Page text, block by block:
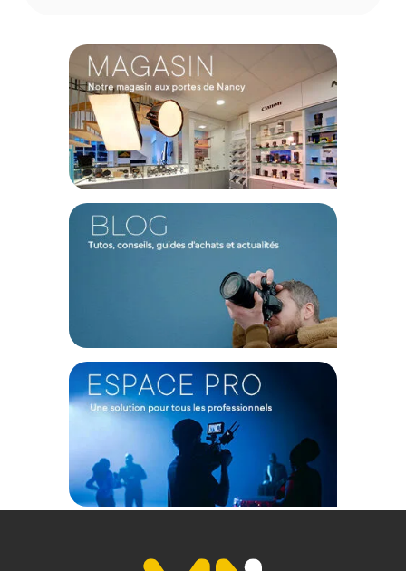
redoutable contre les traces de doigts, l'humidité et les corps
gras. Sur le terrain, cela se traduit par des images hautement
contrastées, dépourvues de voile atmosphérique indésirable
et de teintes bleutées, vous épargnant ainsi de longues
heures de correction colorimétrique en post-production.
Ergonomie magnétique et profil ultra-fin
Le système magnétique intégré révolutionne votre approche
sur le terrain en permettant un remplacement quasi
instantané de l'élément frontal selon l'évolution de la lumière
ambiante. Pensé pour s'adapter à toutes les configurations
de tournage, il dispose également d'une base filetée
standard rendant l'utilisation d'une bague d'adaptation
totalement optionnelle. Son cerclage en magnalium se
distingue par son profil d'une finesse absolue, un atout
technique majeur pour exploiter pleinement vos focales
grand-angle sans craindre l'apparition d'un vignettage
assombrissant les angles de l'image.
Caractéristiques du filtre UV magnétique Urth 37mm
(Plus+) :
Type : Filtre Ultraviolet (UV) magnétique et à visser
Diamètre : 37 mm
Matériau optique : Verre allemand B270 SCHOTT
Traitement de surface : Nano-revêtement 30 couches
Filtration : Bloque 99.6% de la lumière ultraviolette